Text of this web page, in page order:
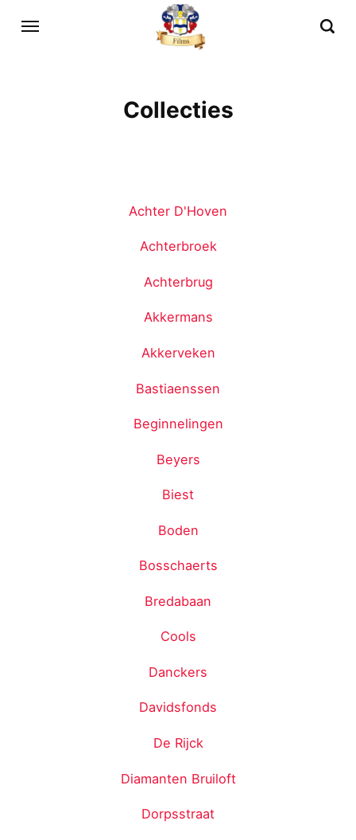
Collecties
Achter D'Hoven
Achterbroek
Achterbrug
Akkermans
Akkerveken
Bastiaenssen
Beginnelingen
Beyers
Biest
Boden
Bosschaerts
Bredabaan
Cools
Danckers
Davidsfonds
De Rijck
Diamanten Bruiloft
Dorpsstraat